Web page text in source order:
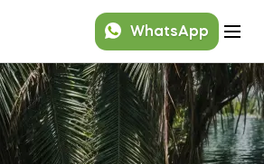
WhatsApp